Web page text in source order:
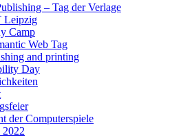
– Tag der Verlage
Leipzig
Camp
Web Tag
and printing
Day
der Computerspiele